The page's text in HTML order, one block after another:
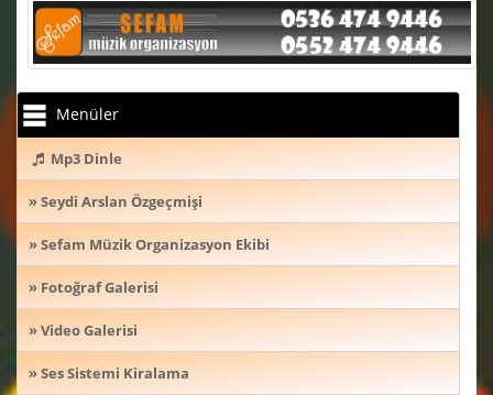
Menüler
Mp3 Dinle
» Seydi Arslan Özgeçmişi
» Sefam Müzik Organizasyon Ekibi
» Fotoğraf Galerisi
» Video Galerisi
» Ses Sistemi Kiralama